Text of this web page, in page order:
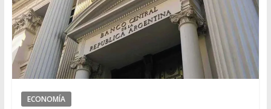
ECONOMÍA